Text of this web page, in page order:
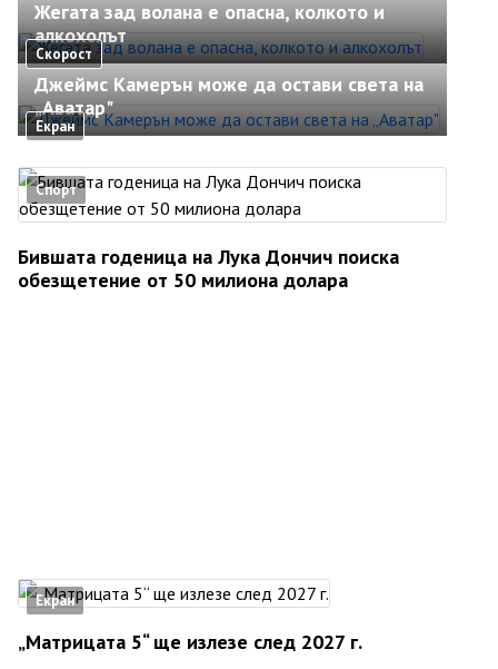
Скорост
Жегата зад волана е опасна, колкото и
алкохолът
Екран
Джеймс Камерън може да остави света на
„Аватар"
Спорт
Бившата годеница на Лука Дончич поиска
обезщетение от 50 милиона долара
Екран
„Матрицата 5“ ще излезе след 2027 г.